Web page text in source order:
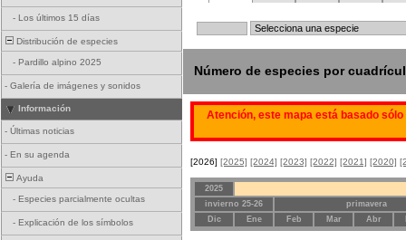
- Los últimos 15 días
Distribución de especies
- Pardillo alpino 2025
- Galería de imágenes y sonidos
Información
- Últimas noticias
- En su agenda
Ayuda
- Especies parcialmente ocultas
- Explicación de los símbolos
Número de especies por
Atención, este mapa está basado
[2026] [2025] [2024] [2023] [2022] [2021] [2020]
2025
invierno 25-26
primavera
Dic
Ene Feb Mar Abr